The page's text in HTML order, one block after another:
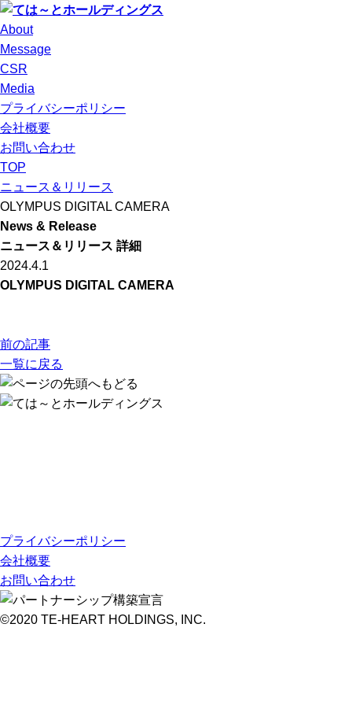
About
Message
CSR
Media
プライバシーポリシー
会社概要
お問い合わせ
TOP
ニュース＆リリース
OLYMPUS DIGITAL CAMERA
News & Release
ニュース＆リリース 詳細
2024.4.1
OLYMPUS DIGITAL CAMERA
前の記事
一覧に戻る
プライバシーポリシー
会社概要
お問い合わせ
©2020 TE-HEART HOLDINGS, INC.